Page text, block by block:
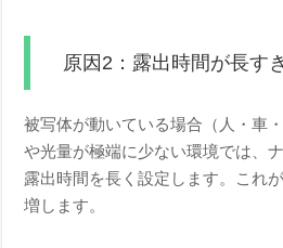
原因2：露出時間が長す
被写体が動いている場合（人・車
や光量が極端に少ない環境では、
露出時間を長く設定します。これ
増します。